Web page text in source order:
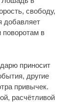
свободу,
добавляет
поворотам в
приносит
другие
привычек.
расчётливой
не оставит
будете в шоке